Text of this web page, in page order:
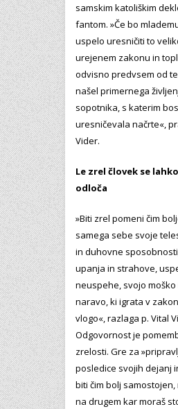
samskim katoliškim
fantom. »Če bo
uspelo uresničiti to
urejenem zakonu in
odvisno predvsem od
našel primernega
sopotnika, s katerim
uresničevala načrte«,
Vider.
Le zrel človek se
odloča
»Biti zrel pomeni čim
samega sebe svoje
in duhovne
upanja in strahove,
neuspehe, svojo moško
naravo, ki igrata v
vlogo«, razlaga p. Vital
Odgovornost je
zrelosti. Gre za
posledice svojih dejanj
biti čim bolj
na drugem kar moraš